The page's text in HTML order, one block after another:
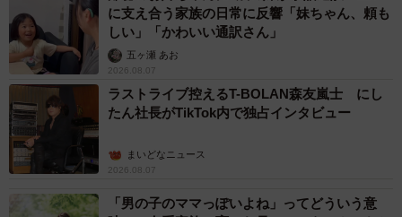
に支え合う家族の日常に反響「妹ちゃん、頼も
しい」「かわいい通訳さん」
五ヶ瀬 あお
2026.08.07
ラストライブ控えるT-BOLAN森友嵐士 にし
たん社長がTikTok内で独占インタビュー
まいどなニュース
2026.08.07
「男の子のママっぽいよね」ってどういう意